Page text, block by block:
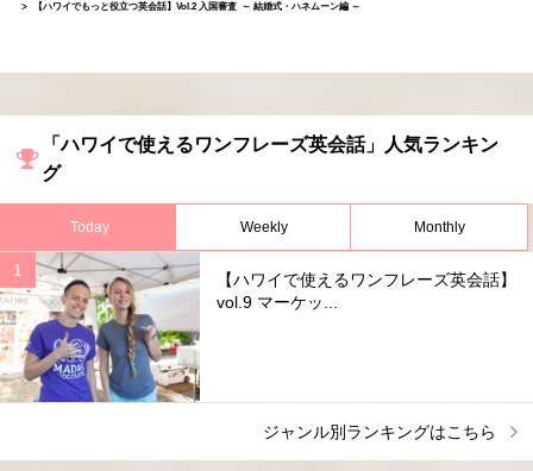
【ハワイでもっと役立つ英会話】Vol.2 入国審査 ～ 結婚式・ハネムーン編 ～
「ハワイで使えるワンフレーズ英会話」人気ランキン
グ
Today Weekly Monthly
【ハワイで使えるワンフレーズ英会話】
vol.9 マーケッ...
ジャンル別ランキングはこちら